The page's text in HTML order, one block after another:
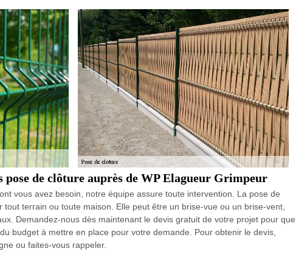
pose de clôture auprès de WP Elagueur Grimpeur
vous avez besoin, notre équipe assure toute intervention. La pose de
terrain ou toute maison. Elle peut être un brise-vue ou un brise-vent,
Demandez-nous dès maintenant le devis gratuit de votre projet pour que
budget à mettre en place pour votre demande. Pour obtenir le devis,
ou faites-vous rappeler.